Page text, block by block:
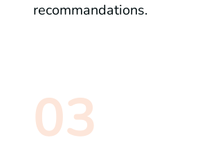
recommandations.
03